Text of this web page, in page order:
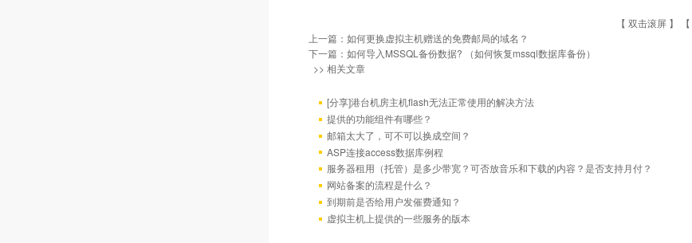
【 双击滚屏 】 【
上一篇： 如何更换虚拟主机赠送的免费邮局的域名？
下一篇： 如何导入MSSQL备份数据? （如何恢复mssql数据库备份）
>> 相关文章
[分享]港台机房主机flash无法正常使用的解决方法
提供的功能组件有哪些？
邮箱太大了，可不可以换成空间？
ASP连接access数据库例程
服务器租用（托管）是多少带宽？可否放音乐和下载的内容？是否支持月付？
网站备案的流程是什么？
到期前是否给用户发催费通知？
虚拟主机上提供的一些服务的版本